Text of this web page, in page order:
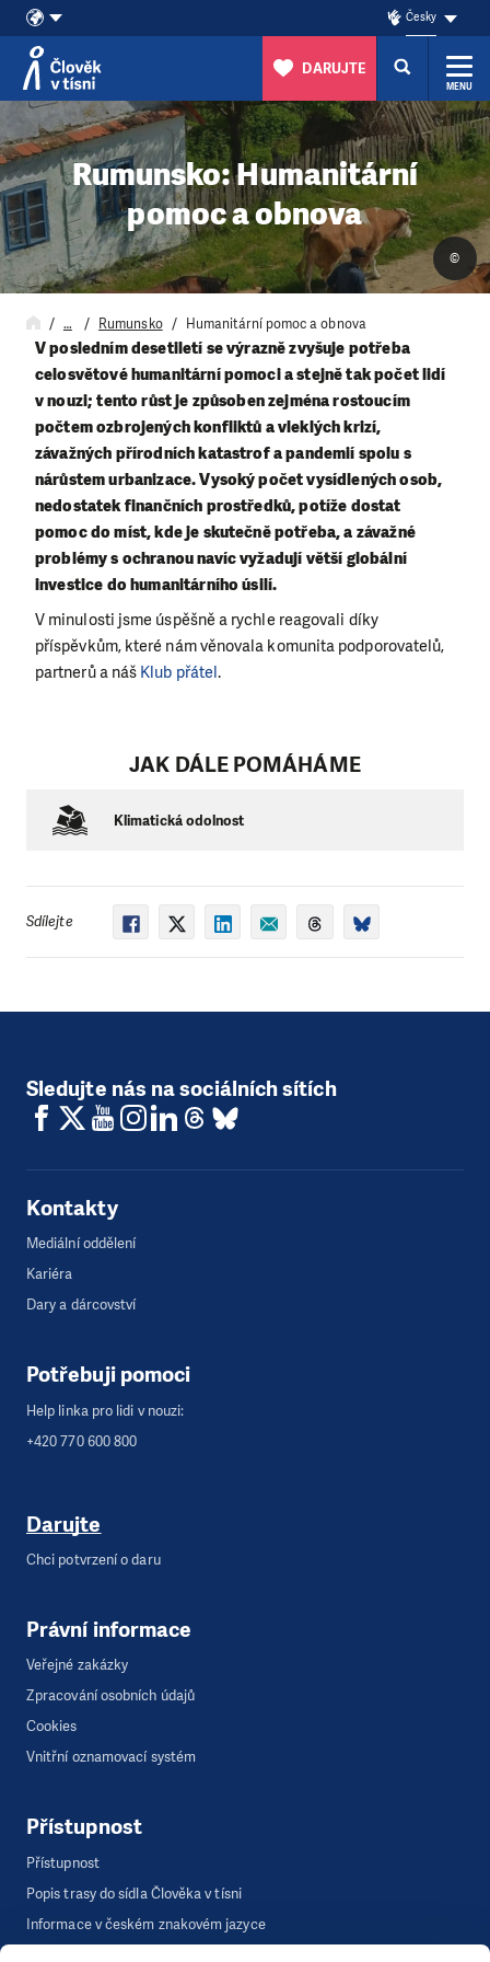
Přeskočit na obsah
Česky
DARUJTE
MENU
Rumunsko: Humanitární
pomoc a obnova
©
… Rumunsko Humanitární pomoc a obnova
V posledním desetiletí se výrazně zvyšuje potřeba
celosvětové humanitární pomoci a stejně tak počet lidí
v nouzi; tento růst je způsoben zejména rostoucím
počtem ozbrojených konfliktů a vleklých krizí,
závažných přírodních katastrof a pandemií spolu s
nárůstem urbanizace. Vysoký počet vysídlených osob,
nedostatek finančních prostředků, potíže dostat
pomoc do míst, kde je skutečně potřeba, a závažné
problémy s ochranou navíc vyžadují větší globální
investice do humanitárního úsilí.
V minulosti jsme úspěšně a rychle reagovali díky
příspěvkům, které nám věnovala komunita podporovatelů,
partnerů a náš Klub přátel.
JAK DÁLE POMÁHÁME
Klimatická odolnost
Sdílejte
Sledujte nás na sociálních sítích
Kontakty
Mediální oddělení
Kariéra
Dary a dárcovství
Potřebuji pomoci
Help linka pro lidi v nouzi:
+420 770 600 800
Darujte
Chci potvrzení o daru
Právní informace
Veřejné zakázky
Zpracování osobních údajů
Cookies
Vnitřní oznamovací systém
Přístupnost
Přístupnost
Popis trasy do sídla Člověka v tísni
Informace v českém znakovém jazyce